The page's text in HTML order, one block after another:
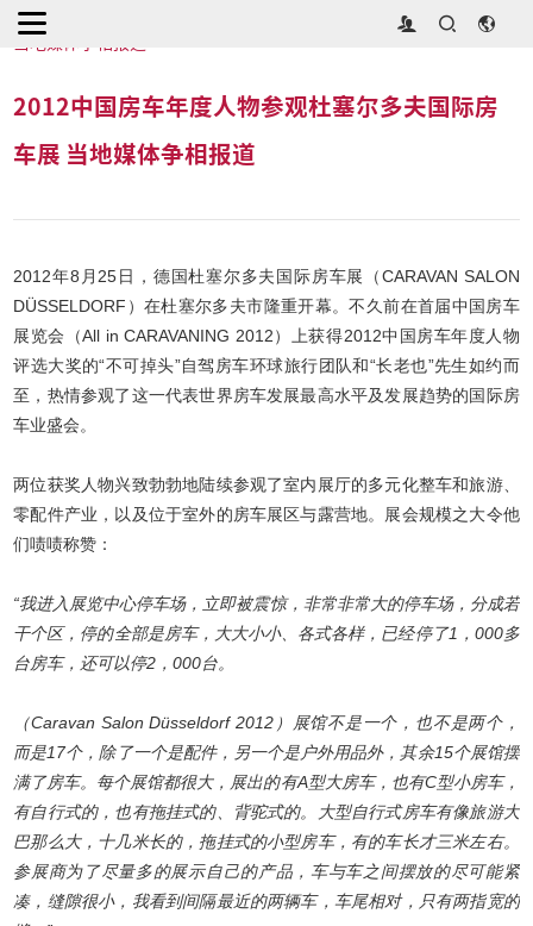
首页
2012中国房车年度人物参观杜塞尔多夫国际房车展
2012中国房车年度人物参观杜塞尔多夫国际房
车展 当地媒体争相报道
2012年8月25日，德国杜塞尔多夫国际房车展（CARAVAN SALON
DÜSSELDORF）在杜塞尔多夫市隆重开幕。不久前在首届中国房车
展览会（All in CARAVANING 2012）上获得2012中国房车年度人物
评选大奖的“不可掉头”自驾房车环球旅行团队和“长老也”先生如约而
至，热情参观了这一代表世界房车发展最高水平及发展趋势的国际房
车业盛会。
两位获奖人物兴致勃勃地陆续参观了室内展厅的多元化整车和旅游、
零配件产业，以及位于室外的房车展区与露营地。展会规模之大令他
们啧啧称赞：
“我进入展览中心停车场，立即被震惊，非常非常大的停车场，分成若
干个区，停的全部是房车，大大小小、各式各样，已经停了1，000多
台房车，还可以停2，000台。
（Caravan Salon Düsseldorf 2012）展馆不是一个，也不是两个，
而是17个，除了一个是配件，另一个是户外用品外，其余15个展馆摆
满了房车。每个展馆都很大，展出的有A型大房车，也有C型小房车，
有自行式的，也有拖挂式的、背驼式的。大型自行式房车有像旅游大
巴那么大，十几米长的，拖挂式的小型房车，有的车长才三米左右。
参展商为了尽量多的展示自己的产品，车与车之间摆放的尽可能紧
凑，缝隙很小，我看到间隔最近的两辆车，车尾相对，只有两指宽的